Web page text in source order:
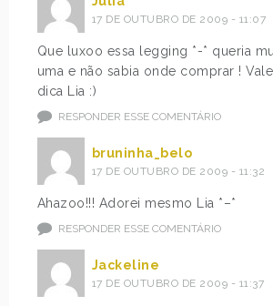
17 DE OUTUBRO DE 2009 - 11:07
Que luxoo essa legging *-* queria
uma e não sabia onde comprar !
dica Lia :)
RESPONDER ESSE COMENTÁRIO
bruninha_belo
17 DE OUTUBRO DE 2009 - 11:32
Ahazoo!!! Adorei mesmo Lia *–*
RESPONDER ESSE COMENTÁRIO
Jackeline
17 DE OUTUBRO DE 2009 - 11:37